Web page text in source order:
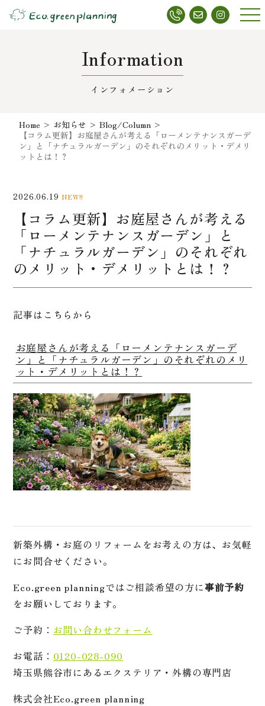
メニ
Information
インフォメーション
Home > お知らせ >Blog/Column >
【コラム更新】お庭屋さんが考える「ローメンテナンスガーデ
ン」と「ナチュラルガーデン」のそれぞれのメリット・デメリ
ットとは！？
2026.06.19 NEW!!
【コラム更新】お庭屋さんが考える
「ローメンテナンスガーデン」と
「ナチュラルガーデン」のそれぞれ
のメリット・デメリットとは！？
記事はこちらから
お庭屋さんが考える「ローメンテナンスガーデ
ン」と「ナチュラルガーデン」のそれぞれのメリ
ット・デメリットとは！？
新築外構・お庭のリフォームをお考えの方は、お気軽
にお問合せください。
Eco.green planningではご相談希望の方に事前予約
をお願いしております。
ご予約： お問い合わせフォーム
お電話： 0120-028-090
埼玉県熊谷市にあるエクステリア・外構の専門店
株式会社Eco.green planning